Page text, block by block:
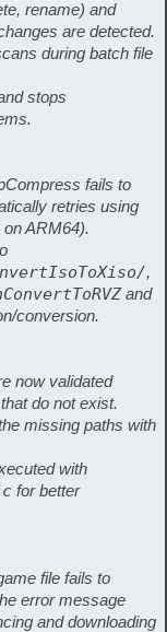
rename) and
are detected.
during batch file
stops
fails to
retries using
on ARM64).
,
and
conversion.
now validated
do not exist.
missing paths with
with
for better
file fails to
error message
and downloading